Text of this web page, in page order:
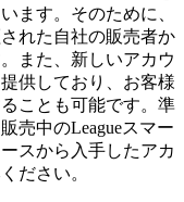
ます。そのために、
れた自社の販売者か
また、新しいアカウ
供しており、お客様
ことも可能です。準
売中のLeagueスマー
スから入手したアカ
ださい。